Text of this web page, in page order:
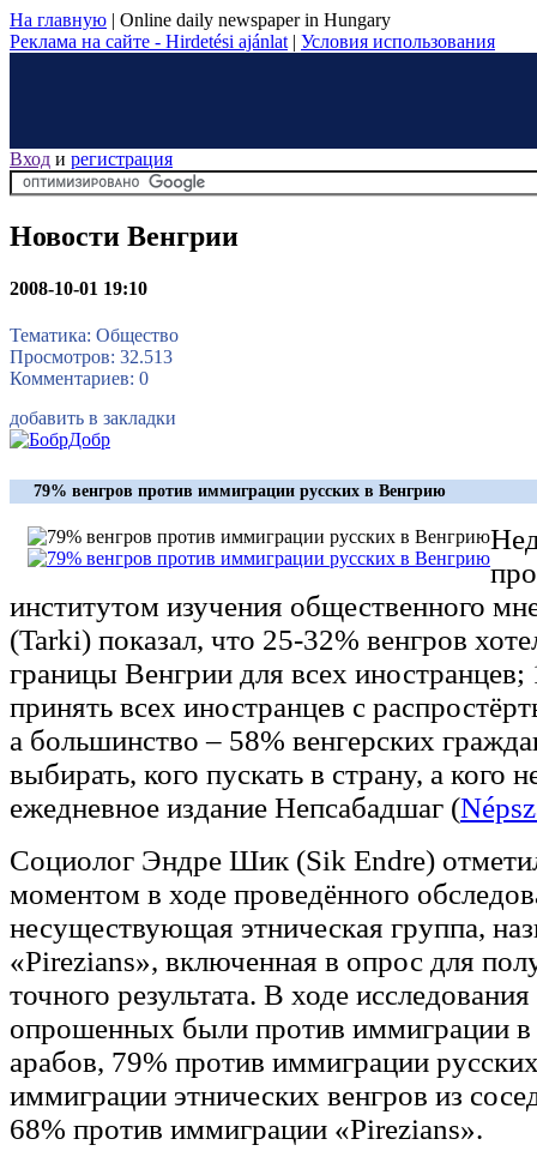
На главную | Online daily newspaper in Hungary
Реклама на сайте - Hirdetési ajánlat | Условия использования
Вход и регистрация
Новости Венгрии
2008-10-01 19:10
Тематика: Общество
Просмотров: 32.513
Комментариев: 0
добавить в закладки
79% венгров против иммиграции русских в Венгрию
институтом изучения общественного
(Tarki) показал, что 25-32% венгров
границы Венгрии для всех иностранцев;
принять всех иностранцев с
а большинство – 58% венгерских
выбирать, кого пускать в страну, а кого
ежедневное издание Непсабадшаг (
Социолог Эндре Шик (Sik Endre)
моментом в ходе проведённого
несуществующая этническая группа,
«Pirezians», включенная в опрос для
точного результата. В ходе
опрошенных были против иммиграции
арабов, 79% против иммиграции
иммиграции этнических венгров из
68% против иммиграции «Pirezians».